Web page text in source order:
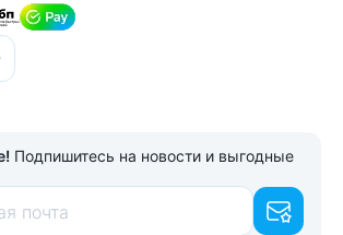
Подпишитесь на новости и выгодные
почта